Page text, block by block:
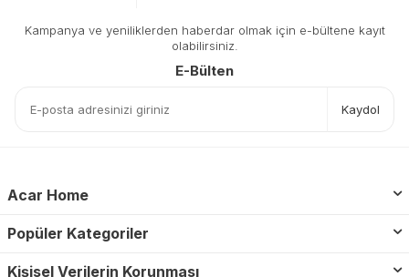
Kampanya ve yeniliklerden haberdar olmak için e-bültene kayıt
olabilirsiniz.
E-Bülten
Kaydol
Acar Home
Popüler Kategoriler
Kişisel Verilerin Korunması